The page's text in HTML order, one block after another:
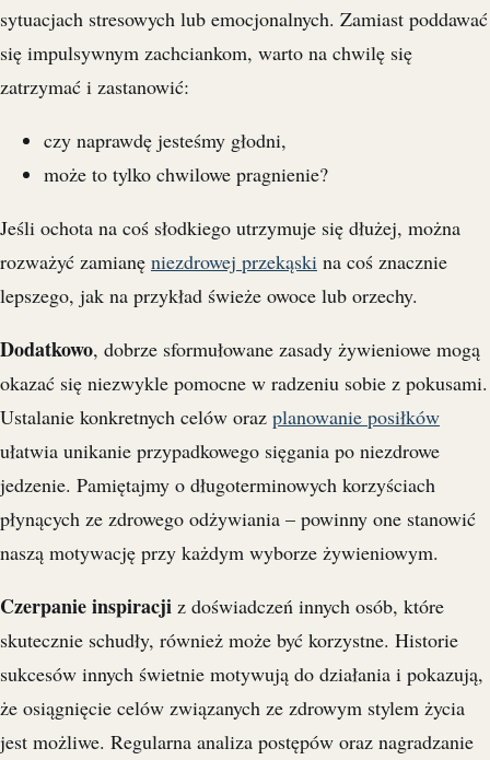
sytuacjach stresowych lub emocjonalnych. Zamiast poddawać
się impulsywnym zachciankom, warto na chwilę się
zatrzymać i zastanowić:
czy naprawdę jesteśmy głodni,
może to tylko chwilowe pragnienie?
Jeśli ochota na coś słodkiego utrzymuje się dłużej, można
rozważyć zamianę niezdrowej przekąski na coś znacznie
lepszego, jak na przykład świeże owoce lub orzechy.
Dodatkowo, dobrze sformułowane zasady żywieniowe mogą
okazać się niezwykle pomocne w radzeniu sobie z pokusami.
Ustalanie konkretnych celów oraz planowanie posiłków
ułatwia unikanie przypadkowego sięgania po niezdrowe
jedzenie. Pamiętajmy o długoterminowych korzyściach
płynących ze zdrowego odżywiania – powinny one stanowić
naszą motywację przy każdym wyborze żywieniowym.
Czerpanie inspiracji z doświadczeń innych osób, które
skutecznie schudły, również może być korzystne. Historie
sukcesów innych świetnie motywują do działania i pokazują,
że osiągnięcie celów związanych ze zdrowym stylem życia
jest możliwe. Regularna analiza postępów oraz nagradzanie